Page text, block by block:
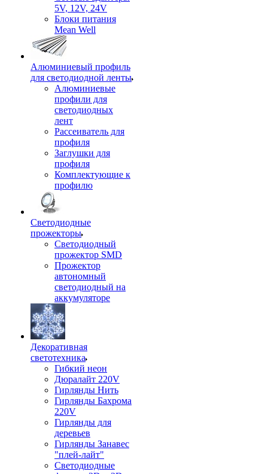
5V, 12V, 24V
Блоки питания
Mean Well
Алюминиевый профиль
для светодиодной ленты
Алюминиевые
профили для
светодиодных
лент
Рассеиватель для
профиля
Заглушки для
профиля
Комплектующие к
профилю
Светодиодные
прожекторы
Светодиодный
прожектор SMD
Прожектор
автономный
светодиодный на
аккумуляторе
Декоративная
светотехника
Гибкий неон
Дюралайт 220V
Гирлянды Нить
Гирлянды Бахрома
220V
Гирлянды для
деревьев
Гирлянды Занавес
"плей-лайт"
Светодиодные